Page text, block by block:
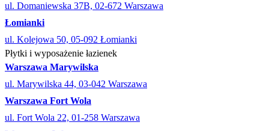
ul. Domaniewska 37B, 02-672 Warszawa
Łomianki
ul. Kolejowa 50, 05-092 Łomianki
Płytki i wyposażenie łazienek
Warszawa Marywilska
ul. Marywilska 44, 03-042 Warszawa
Warszawa Fort Wola
ul. Fort Wola 22, 01-258 Warszawa